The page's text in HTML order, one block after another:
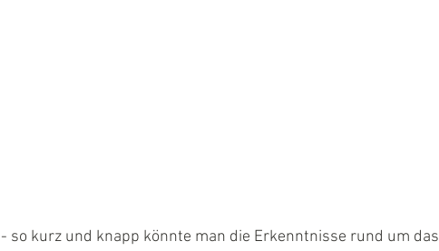
so kurz und knapp könnte man die Erkenntnisse rund um das